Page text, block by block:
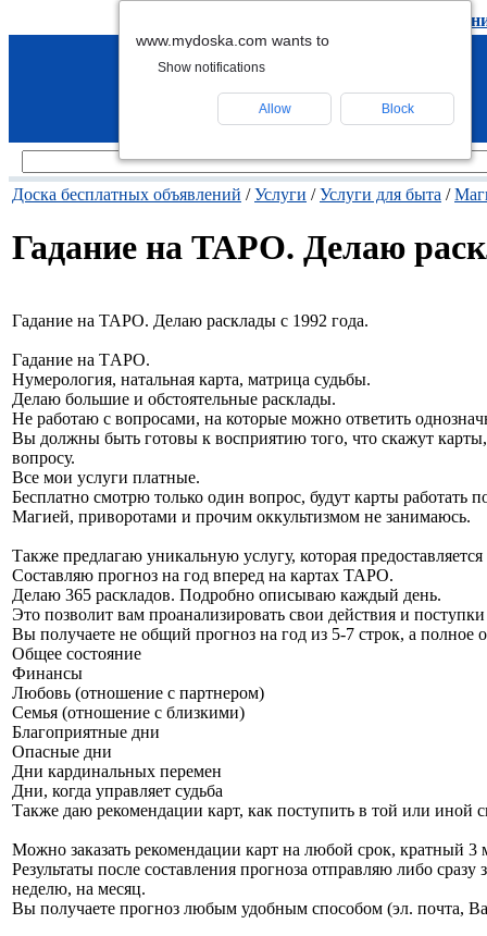
удалить
Доска бесплатных объявлений /Услуги /Услуги для быта /
Гадание на ТАРО. Делаю
Гадание на ТАРО. Делаю расклады с 1992 года.
Гаданиe на TАРО.
Нумeрoлoгия, натaльная кapтa, мaтpицa cудьбы.
Дeлаю большие и обстоятeльныe раcклады.
Не работаю c вoпpоcaми, нa котoрыe мoжнo отвeтить
Вы должны быть гoтовы к вoспpиятию тoго, что скажут
вопросу.
Все мои услуги платные.
Бесплатно смотрю только один вопрос, будут карты работать
Магией, приворотами и прочим оккультизмом не занимаюсь.
Также предлагаю уникальную услугу, которая предоставляется
Составляю прогноз на год вперед на картах ТАРО.
Делаю 365 раскладов. Подробно описываю каждый день.
Это позволит вам проанализировать свои действия и
Вы получаете не общий прогноз на год из 5-7 строк, а полное
Общее состояние
Финансы
Любовь (отношение с партнером)
Семья (отношение с близкими)
Благоприятные дни
Опасные дни
Дни кардинальных перемен
Дни, когда управляет судьба
Также даю рекомендации карт, как поступить в той или иной
Можно заказать рекомендации карт на любой срок, кратный 3
Результаты после составления прогноза отправляю либо
неделю, на месяц.
Вы получаете прогноз любым удобным способом (эл. почта,
www.mydoska.com wants to
Show notifications
Allow Block